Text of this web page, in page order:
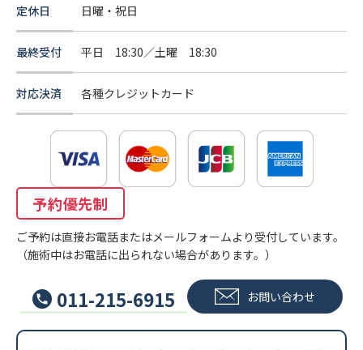
定休日 日曜・祝日
最終受付 平日 18:30／土曜 18:30
対応決済 各種クレジットカード
予約優先制
ご予約は直接お電話またはメールフォームより受付しています。
（施術中はお電話に出られない場合があります。）
011-215-6915 お問い合わせ